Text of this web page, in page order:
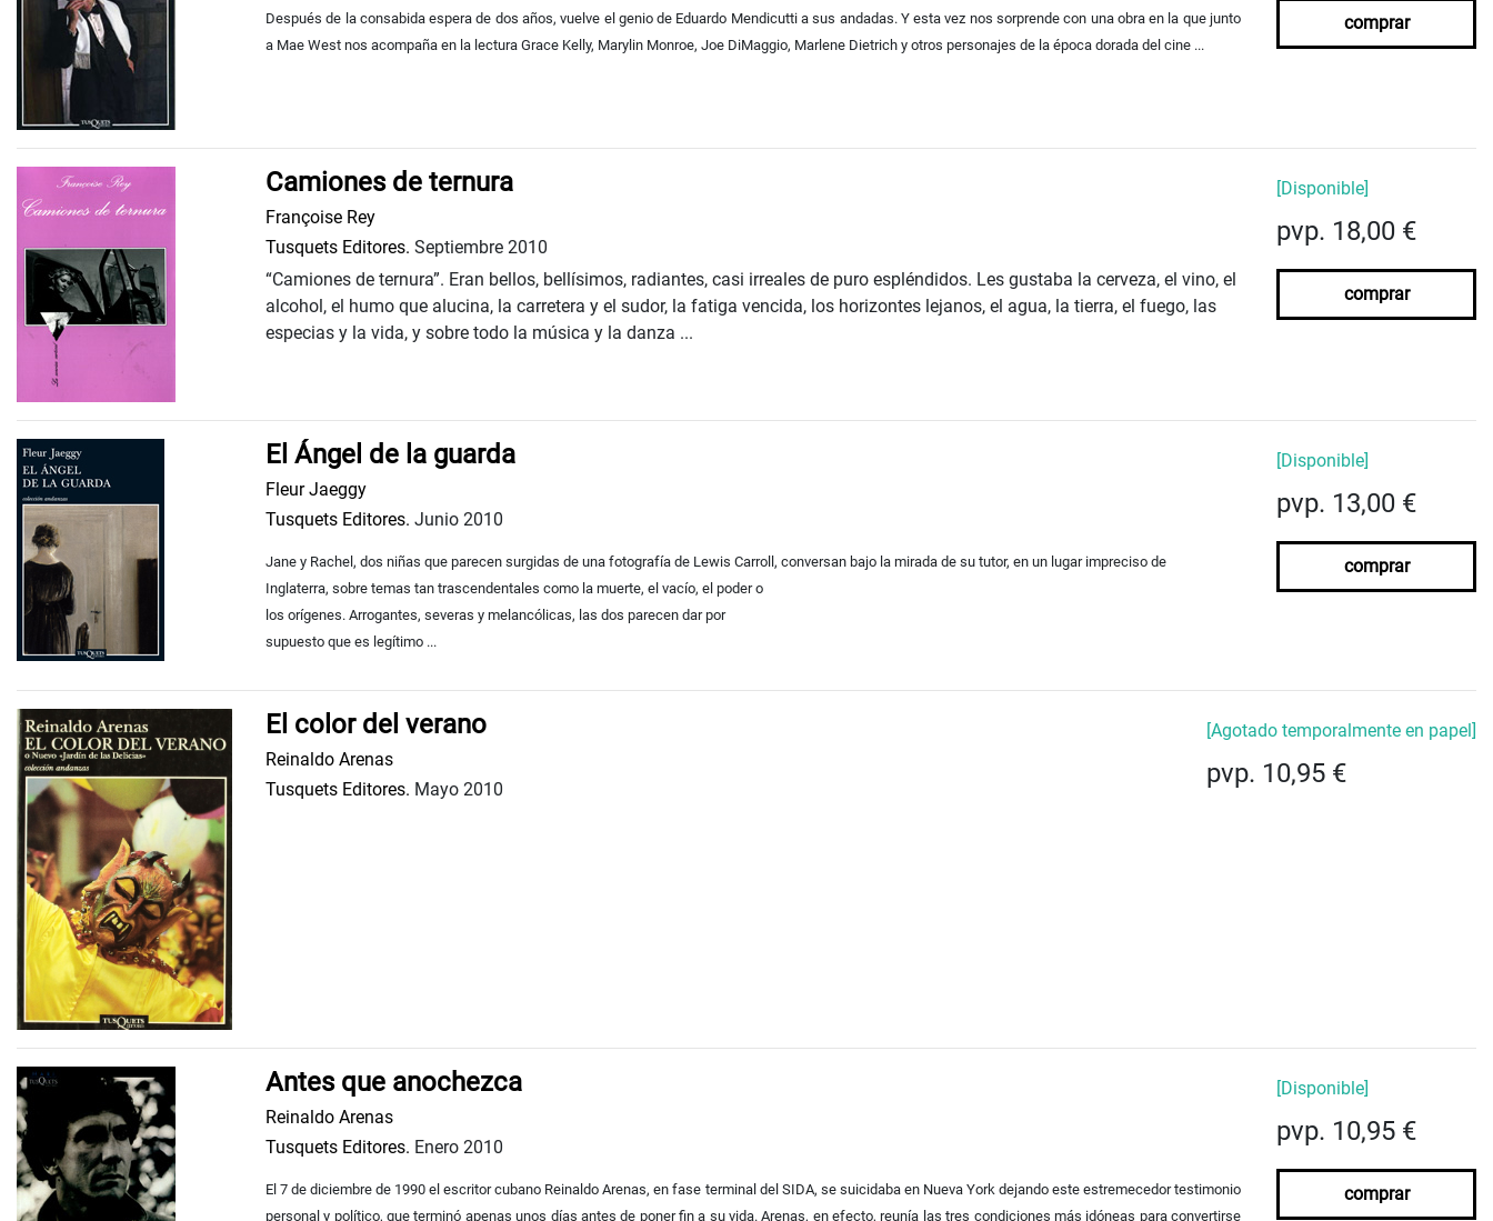
Después de la consabida espera de dos años, vuelve el genio de Eduardo Mendicutti a sus andadas. Y esta vez nos sorprende con una obra en la que junto
a Mae West nos acompaña en la lectura Grace Kelly, Marylin Monroe, Joe DiMaggio, Marlene Dietrich y otros personajes de la época dorada del cine ...
comprar
Camiones de ternura
Françoise Rey
Tusquets Editores. Septiembre 2010
“Camiones de ternura”. Eran bellos, bellísimos, radiantes, casi irreales de puro espléndidos. Les gustaba la cerveza, el vino, el
alcohol, el humo que alucina, la carretera y el sudor, la fatiga vencida, los horizontes lejanos, el agua, la tierra, el fuego, las
especias y la vida, y sobre todo la música y la danza ...
[Disponible]
pvp. 18,00 €
comprar
El Ángel de la guarda
Fleur Jaeggy
Tusquets Editores. Junio 2010
Jane y Rachel, dos niñas que parecen surgidas de una fotografía de Lewis Carroll, conversan bajo la mirada de su tutor, en un lugar impreciso de
Inglaterra, sobre temas tan trascendentales como la muerte, el vacío, el poder o
los orígenes. Arrogantes, severas y melancólicas, las dos parecen dar por
supuesto que es legítimo ...
[Disponible]
pvp. 13,00 €
comprar
El color del verano
Reinaldo Arenas
Tusquets Editores. Mayo 2010
[Agotado temporalmente en papel]
pvp. 10,95 €
Antes que anochezca
Reinaldo Arenas
Tusquets Editores. Enero 2010
El 7 de diciembre de 1990 el escritor cubano Reinaldo Arenas, en fase terminal del SIDA, se suicidaba en Nueva York dejando este estremecedor testimonio
personal y político, que terminó apenas unos días antes de poner fin a su vida. Arenas, en efecto, reunía las tres condiciones más idóneas para convertirse
[Disponible]
pvp. 10,95 €
comprar